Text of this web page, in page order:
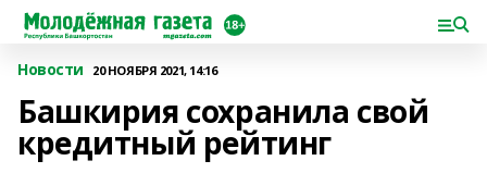
Новости 20 НОЯБРЯ 2021, 14:16
Башкирия сохранила свой
кредитный рейтинг